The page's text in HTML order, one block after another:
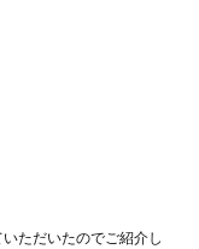
ただいたのでご紹介し